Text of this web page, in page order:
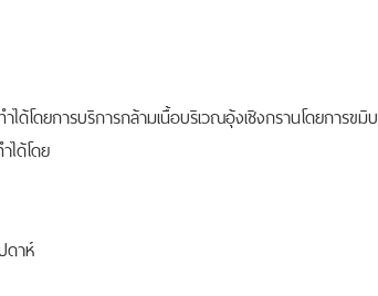
โดยการบริการกล้ามเนื้อบริเวณอุ้งเชิงกรานโดยการขมิบ
ได้โดย
ดาห์